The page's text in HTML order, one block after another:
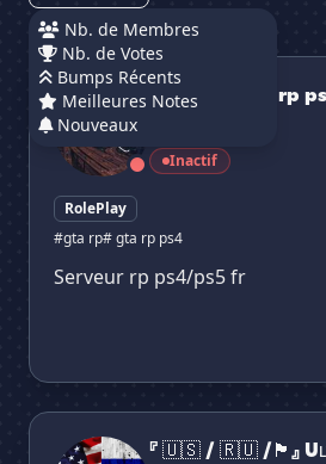
Nb. de Membres
Nb. de Votes
Bumps Récents
Meilleures Notes
Nouveaux
Alex city Gta rp ps4/ps5
Alex city Gta rp
Inactif
RolePlay
#gta rp# gta rp ps4
Serveur rp ps4/ps5 fr
『 🇺🇸 / 🇷🇺 /🏴』 Uʟᴛɪᴍᴇ
『 🇺🇸 / 🇷🇺 /🏴』